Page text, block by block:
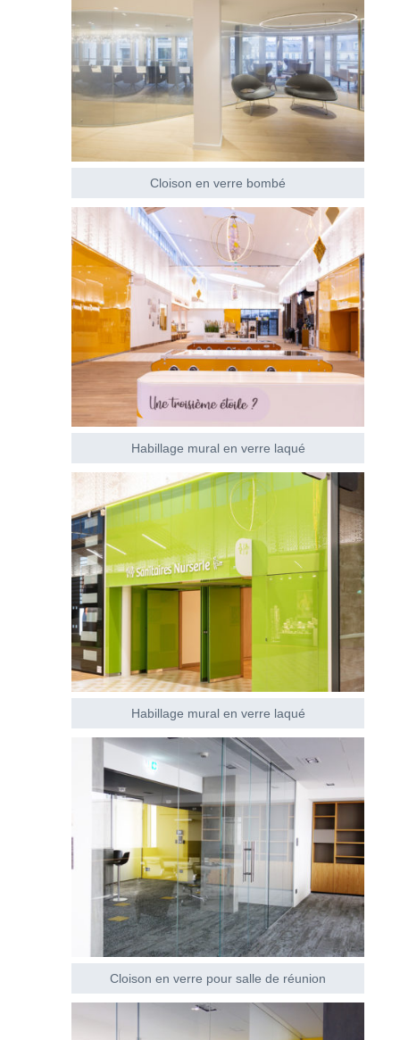
Cloison en verre bombé
Habillage mural en verre laqué
Habillage mural en verre laqué
Cloison en verre pour salle de réunion